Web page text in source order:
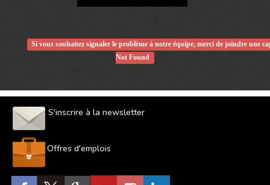
Si vous souhaitez signaler le problème à notre équipe, merci de joindre une
Not Found
S'inscrire à la newsletter
Offres d'emplois